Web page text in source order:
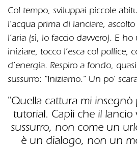
Col tempo, sviluppai piccole
l’acqua prima di lanciare,
l’aria (sì, lo faccio davvero). E
iniziare, tocco l’esca col pollice,
d’energia. Respiro a fondo,
sussurro: “Iniziamo.” Un po’
"Quella cattura mi
tutorial. Capìi che il
sussurro, non come un
è un dialogo, non un